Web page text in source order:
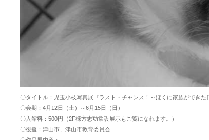
〇タイトル：児玉小枝写真展『ラスト・チャンス！～ぼくに家族ができた
〇会期：4月12日（土）～6月15日（日）
〇入館料：500円（2F棟方志功常設展示もご覧になれます。）
〇後援：津山市、津山市教育委員会